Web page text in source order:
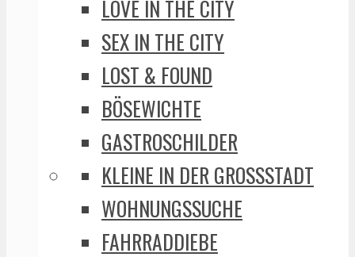
LOVE IN THE CITY
SEX IN THE CITY
LOST & FOUND
BÖSEWICHTE
GASTROSCHILDER
KLEINE IN DER GROSSSTADT
WOHNUNGSSUCHE
FAHRRADDIEBE